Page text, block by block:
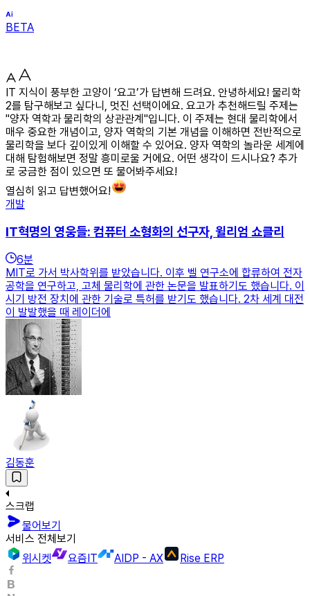
BETA
IT 지식이 풍부한 고양이 ‘요고’가 답변해 드려요. 안녕하세요! 물리학
2를 탐구해보고 싶다니, 멋진 선택이에요. 요고가 추천해드릴 주제는
"양자 역학과 물리학의 상관관계"입니다. 이 주제는 현대 물리학에서
매우 중요한 개념이고, 양자 역학의 기본 개념을 이해하면 전반적으로
물리학을 보다 깊이있게 이해할 수 있어요. 양자 역학의 놀라운 세계에
대해 탐험해보면 정말 흥미로울 거에요. 어떤 생각이 드시나요? 추가
로 궁금한 점이 있으면 또 물어봐주세요!
열심히 읽고 답변했어요!
개발
IT혁명의 영웅들: 컴퓨터 소형화의 선구자, 윌리엄 쇼클리
6분
MIT로 가서 박사학위를 받았습니다. 이후 벨 연구소에 합류하여 전자
공학을 연구하고, 고체 물리학에 관한 논문을 발표하기도 했습니다. 이
시기 방전 장치에 관한 기술로 특허를 받기도 했습니다. 2차 세계 대전
이 발발했을 때 레이더에
김동훈
스크랩
물어보기
서비스 전체보기
위시켓
요즘IT AIDP - AX Rise ERP